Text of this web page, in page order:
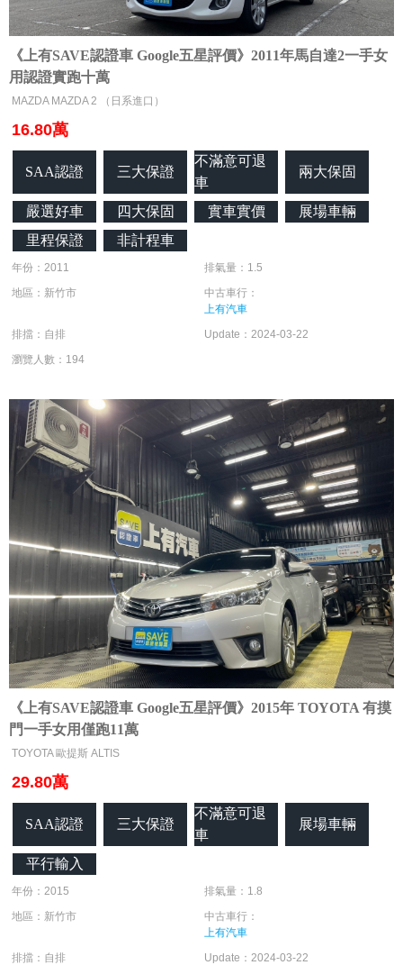
《上有SAVE認證車 Google五星評價》2011年馬自達2一手女
用認證實跑十萬
MAZDA MAZDA 2 （日系進口）
16.80萬
SAA認證 三大保證
不滿意可退
車
兩大保固
嚴選好車 四大保固 實車實價
展場車輛
里程保證
非計程車
年份：2011
排氣量：1.5
地區：新竹市
中古車行：
上有汽車
排擋：自排
Update：2024-03-22
瀏覽人數：194
《上有SAVE認證車 Google五星評價》2015年 TOYOTA 有摸
門一手女用僅跑11萬
TOYOTA 歐提斯 ALTIS
29.80萬
SAA認證 三大保證
不滿意可退
車
展場車輛
平行輸入
年份：2015
排氣量：1.8
地區：新竹市
中古車行：
上有汽車
排擋：自排
Update：2024-03-22